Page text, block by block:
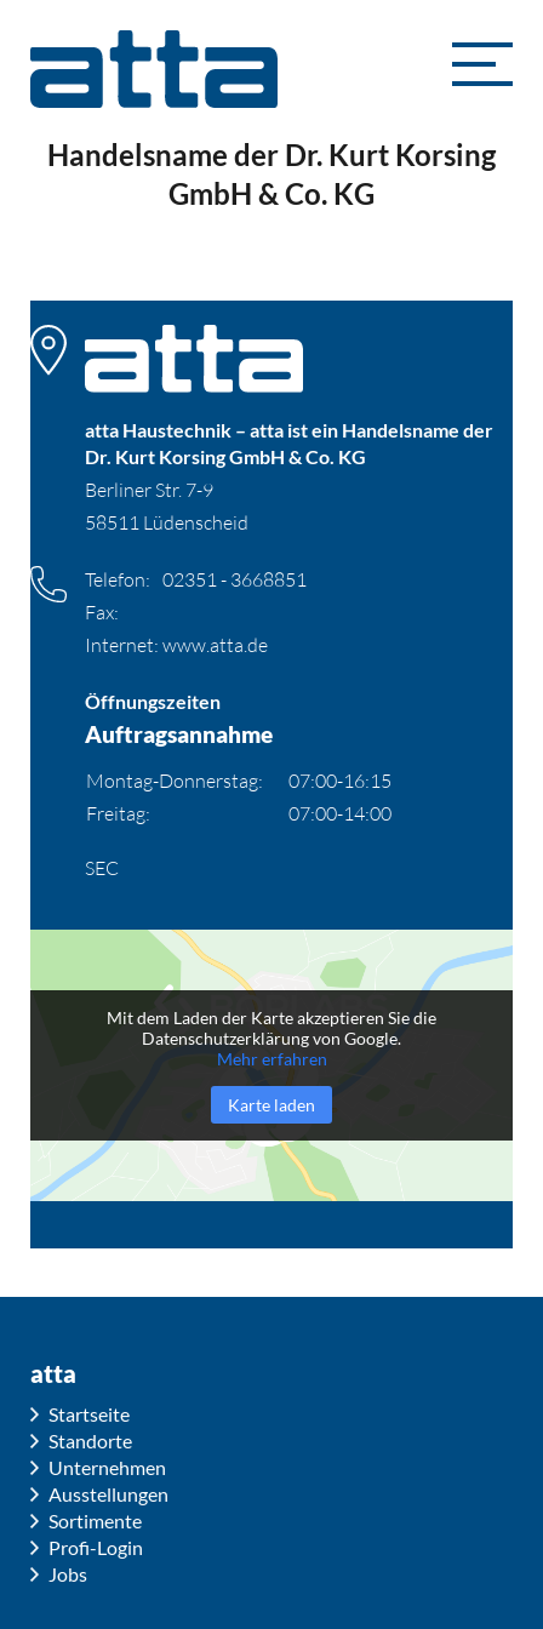
atta Haustechnik – atta ist ein
Handelsname der Dr. Kurt Korsing
GmbH & Co. KG
atta Haustechnik – atta ist ein Handelsname der
Dr. Kurt Korsing GmbH & Co. KG
Berliner Str. 7-9
58511 Lüdenscheid
Telefon: 02351 - 3668851
Fax:
Internet: www.atta.de
Öffnungszeiten
Auftragsannahme
Montag-Donnerstag:
07:00-16:15
Freitag:
07:00-14:00
SEC
Mit dem Laden der Karte akzeptieren Sie die
Datenschutzerklärung von Google.
Mehr erfahren
Karte laden
atta
Startseite
Standorte
Unternehmen
Ausstellungen
Sortimente
Profi-Login
Jobs